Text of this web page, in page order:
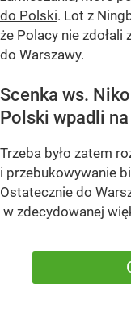
do Polski. Lot z
że Polacy nie zdołali
do Warszawy.
Scenka ws.
Polski wpadli
Trzeba było zatem
i przebukowywanie
Ostatecznie do
w zdecydowanej